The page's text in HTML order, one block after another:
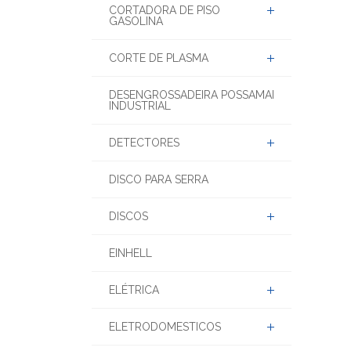
CORTADORA DE PISO
GASOLINA
CORTE DE PLASMA
DESENGROSSADEIRA POSSAMAI
INDUSTRIAL
DETECTORES
DISCO PARA SERRA
DISCOS
EINHELL
ELÉTRICA
ELETRODOMESTICOS